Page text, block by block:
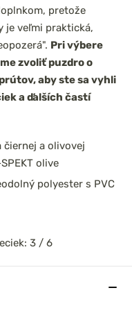
pretože
je veľmi praktická,
Pri výbere
zvoliť puzdro o
aby ste sa vyhli
a ďalších častí
čiernej a olivovej
olive
polyester s PVC
3 / 6